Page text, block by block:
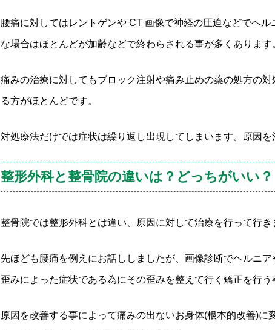
腰痛に対してはレントゲンや CT 画像で神経の圧迫などでヘ
な場合はほとんどが加齢などで終わらされる事が多くあります
痛みの治療に対してもブロック注射や痛み止めの薬の処方の
る方がほとんどです。
対処療法だけでは症状は繰り返し出現してしまいます。原因を
整形外科と整骨院の違いは？どっちがいい？
整骨院では整形外科とは違い、原因に対して治療を行って行き
先ほども腰痛を例えにお話ししましたが、画像診断でヘルニ
歪みによった症状である為にその歪みを整えて行く矯正を行う
原因を改善する事によって痛みの出ないお身体(根本的改善)